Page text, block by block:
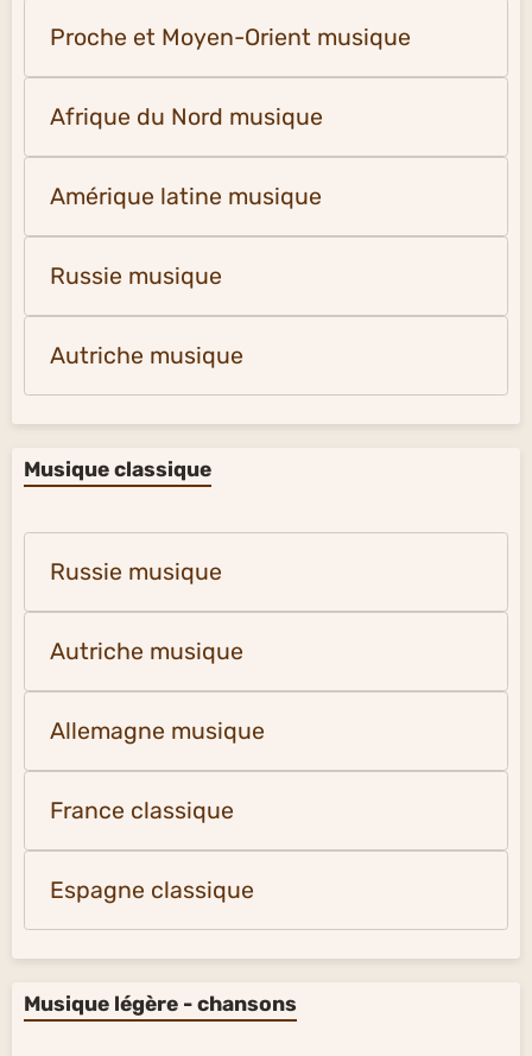
Proche et Moyen-Orient musique
Afrique du Nord musique
Amérique latine musique
Russie musique
Autriche musique
Musique classique
Russie musique
Autriche musique
Allemagne musique
France classique
Espagne classique
Musique légère - chansons